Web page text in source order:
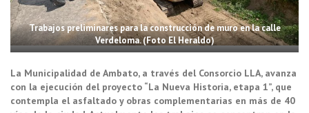
Trabajos preliminares para la construcción de muro en la calle
Verdeloma. (Foto El Heraldo)
La Municipalidad de Ambato, a través del Consorcio LLA, avanza
con la ejecución del proyecto “La Nueva Historia, etapa 1”, que
contempla el asfaltado y obras complementarias en más de 40